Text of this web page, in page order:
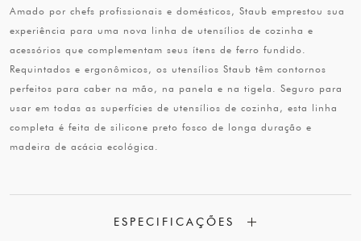
Amado por chefs profissionais e domésticos, Staub emprestou sua
experiência para uma nova linha de utensílios de cozinha e
acessórios que complementam seus ítens de ferro fundido.
Requintados e ergonômicos, os utensílios Staub têm contornos
perfeitos para caber na mão, na panela e na tigela. Seguro para
usar em todas as superfícies de utensílios de cozinha, esta linha
completa é feita de silicone preto fosco de longa duração e
madeira de acácia ecológica.
ESPECIFICAÇÕES